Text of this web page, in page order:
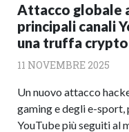
Attacco globale
principali canali
una truffa crypto
11 NOVEMBRE 2025
Un nuovo attacco
gaming e degli e-sport,
YouTube più seguiti al